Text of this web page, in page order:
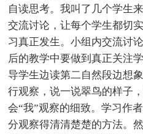
自读思考。我叫了几个学生
交流讨论，让每个学生都切
习真正发生。小组内交流讨
后的教学中要做到真正关注
导学生边读第二自然段边想
行观察，说一说翠鸟的样子
会“我”观察的细致。学习作
分观察得清清楚楚的方法。